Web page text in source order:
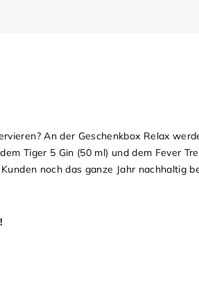
An der Geschenkbox Relax
Tiger 5 Gin (50 ml) und dem Fever
noch das ganze Jahr nachhaltig